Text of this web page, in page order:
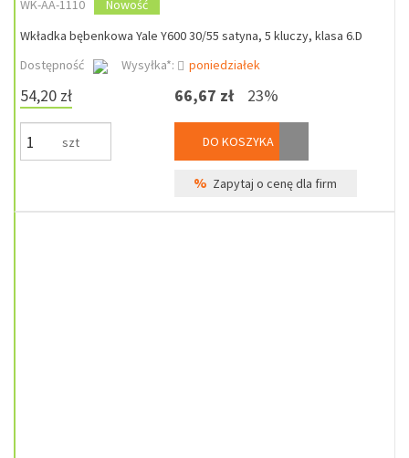
WK-AA-1110
Nowość
Wkładka bębenkowa Yale Y600 30/55 satyna, 5 kluczy, klasa 6.D
Dostępność
Wysyłka*: poniedziałek
54,20 zł
szt
66,67 zł 23%
DO KOSZYKA
% Zapytaj o cenę dla firm